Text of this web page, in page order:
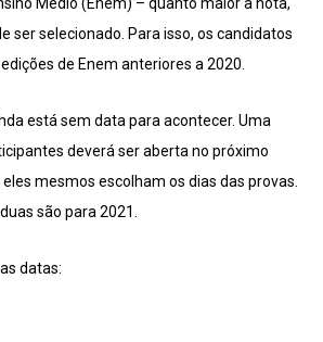
ser selecionado. Para isso, os candidatos
de Enem anteriores a 2020.
está sem data para acontecer. Uma
deverá ser aberta no próximo
mesmos escolham os dias das provas.
são para 2021.
datas: